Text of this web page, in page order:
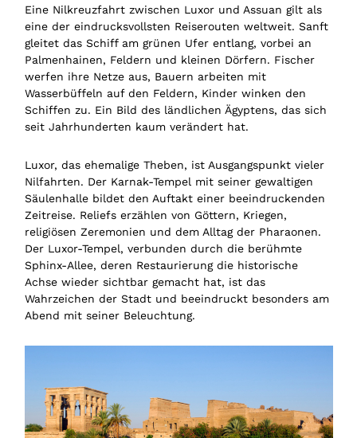
Eine Nilkreuzfahrt zwischen Luxor und Assuan gilt als
eine der eindrucksvollsten Reiserouten weltweit. Sanft
gleitet das Schiff am grünen Ufer entlang, vorbei an
Palmenhainen, Feldern und kleinen Dörfern. Fischer
werfen ihre Netze aus, Bauern arbeiten mit
Wasserbüffeln auf den Feldern, Kinder winken den
Schiffen zu. Ein Bild des ländlichen Ägyptens, das sich
seit Jahrhunderten kaum verändert hat.
Luxor, das ehemalige Theben, ist Ausgangspunkt vieler
Nilfahrten. Der Karnak-Tempel mit seiner gewaltigen
Säulenhalle bildet den Auftakt einer beeindruckenden
Zeitreise. Reliefs erzählen von Göttern, Kriegen,
religiösen Zeremonien und dem Alltag der Pharaonen.
Der Luxor-Tempel, verbunden durch die berühmte
Sphinx-Allee, deren Restaurierung die historische
Achse wieder sichtbar gemacht hat, ist das
Wahrzeichen der Stadt und beeindruckt besonders am
Abend mit seiner Beleuchtung.